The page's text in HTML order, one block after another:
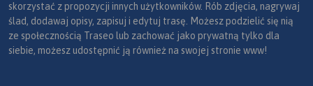
skorzystać z propozycji innych użytkowników. Rób zdjęcia, nagrywaj
ślad, dodawaj opisy, zapisuj i edytuj trasę. Możesz podzielić się nią
ze społecznością Traseo lub zachować jako prywatną tylko dla
siebie, możesz udostępnić ją również na swojej stronie www!